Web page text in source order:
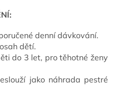
denní dávkování.
dětí.
do 3 let, pro těhotné ženy
jako náhrada pestré